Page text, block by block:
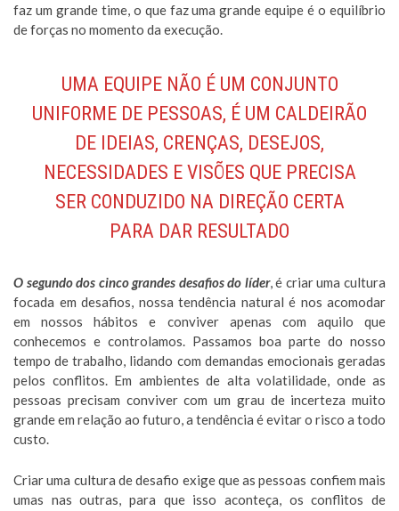
faz um grande time, o que faz uma grande equipe é o equilíbrio
de forças no momento da execução.
UMA EQUIPE NÃO É UM CONJUNTO
UNIFORME DE PESSOAS, É UM CALDEIRÃO
DE IDEIAS, CRENÇAS, DESEJOS,
NECESSIDADES E VISÕES QUE PRECISA
SER CONDUZIDO NA DIREÇÃO CERTA
PARA DAR RESULTADO
O segundo dos cinco grandes desafios do líder, é criar uma cultura
focada em desafios, nossa tendência natural é nos acomodar
em nossos hábitos e conviver apenas com aquilo que
conhecemos e controlamos. Passamos boa parte do nosso
tempo de trabalho, lidando com demandas emocionais geradas
pelos conflitos. Em ambientes de alta volatilidade, onde as
pessoas precisam conviver com um grau de incerteza muito
grande em relação ao futuro, a tendência é evitar o risco a todo
custo.
Criar uma cultura de desafio exige que as pessoas confiem mais
umas nas outras, para que isso aconteça, os conflitos de